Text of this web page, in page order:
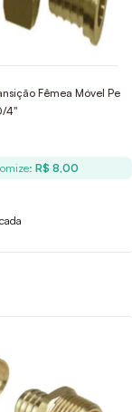
Fêmea Móvel Pe
4"
R$ 8,00
cada